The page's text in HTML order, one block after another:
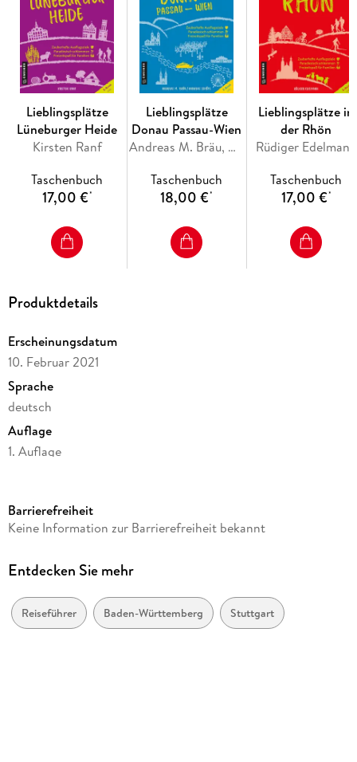
Lieblingsplätze
Lüneburger Heide
Kirsten Ranf
Taschenbuch
17,00 €*
Lieblingsplätze
Donau Passau-Wien
Andreas M. Bräu, Andreas Schöps
Taschenbuch
18,00 €*
Lieblingsplätze in
der Rhön
Rüdiger Edelmann
Taschenbuch
17,00 €*
Produktdetails
Erscheinungsdatum
10. Februar 2021
Sprache
deutsch
Auflage
1. Auflage
Reihe
Autor/Autorin
Verlag/Hersteller
Gmeiner Verlag
Barrierefreiheit
Keine Information zur Barrierefreiheit bekannt
Entdecken Sie mehr
Reiseführer Baden-Württemberg Stuttgart